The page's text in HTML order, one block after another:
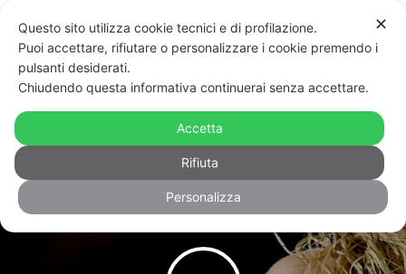
Miley Cyrus alle fan: «Non dovete
per forza essere gay». E scoppia la
polemica
✕
Questo sito utilizza cookie tecnici e di profilazione.
Puoi accettare, rifiutare o personalizzare i cookie premendo i
pulsanti desiderati.
Chiudendo questa informativa continuerai senza accettare.
Accetta
Rifiuta
Personalizza